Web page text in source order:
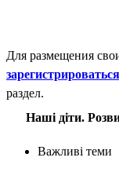
Для размещения
зарегистрироваться
раздел.
Наші діти.
Важливі теми